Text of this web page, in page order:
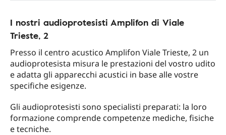
I nostri audioprotesisti Amplifon di Viale
Trieste, 2
Presso il centro acustico Amplifon Viale Trieste, 2 un
audioprotesista misura le prestazioni del vostro udito
e adatta gli apparecchi acustici in base alle vostre
specifiche esigenze.
Gli audioprotesisti sono specialisti preparati: la loro
formazione comprende competenze mediche, fisiche
e tecniche.